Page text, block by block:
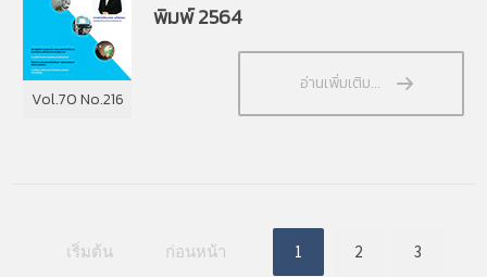
Vol.70 No.216
พิมพ์ 2564
อ่านเพิ่มเติม...
เริ่มต้น ก่อนหน้า 1 2 3